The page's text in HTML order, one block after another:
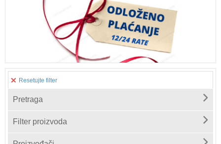
Resetujte filter
Pretraga
Filter proizvoda